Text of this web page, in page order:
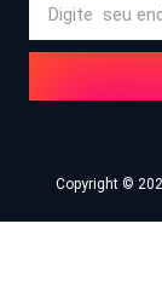
Copyright ©